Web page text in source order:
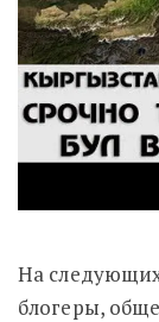
На
блогеры,